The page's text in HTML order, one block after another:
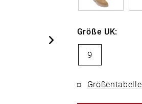
Größe UK:
9
Größentabelle